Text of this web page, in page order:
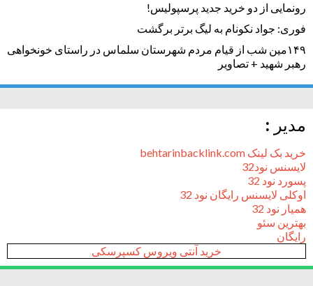
رونمایی از دو خرید جدید پرسپولیس!
فوری: جواد نکونام به لیگ برتر برگشت
۱۴۹مین شب از قیام مردم شهرستان سلماس در راستای خونخواهی
رهبر شهید + تصاویر
مدیر :
خرید بک لینک behtarinbacklink.com
لایسنس نود32
پسورد نود 32
اوکلی لایسنس رایگان نود 32
همیار نود 32
بهترین سئو
رایگان
خرید آنتی ویروس کسپرسکی